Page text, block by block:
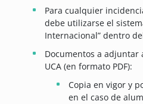
Para cualquier
debe utilizarse el
Internacional” dentro
Documentos a
UCA (en formato PDF):
Copia en vigor y
en el caso de